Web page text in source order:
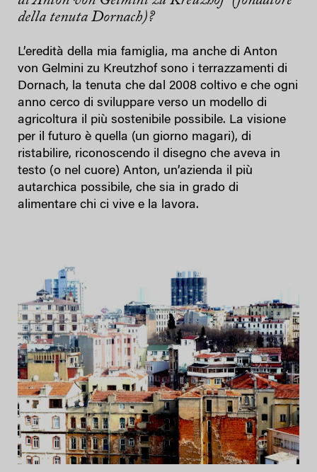
della tenuta Dornach)?
L’eredità della mia famiglia, ma anche di Anton
von Gelmini zu Kreutzhof sono i terrazzamenti di
Dornach, la tenuta che dal 2008 coltivo e che ogni
anno cerco di sviluppare verso un modello di
agricoltura il più sostenibile possibile. La visione
per il futuro è quella (un giorno magari), di
ristabilire, riconoscendo il disegno che aveva in
testo (o nel cuore) Anton, un’azienda il più
autarchica possibile, che sia in grado di
alimentare chi ci vive e la lavora.